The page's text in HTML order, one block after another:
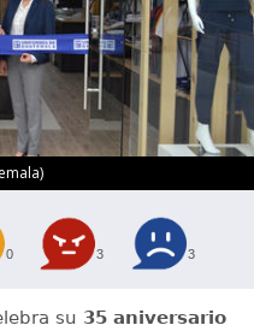
0 3 3
su 35 aniversario